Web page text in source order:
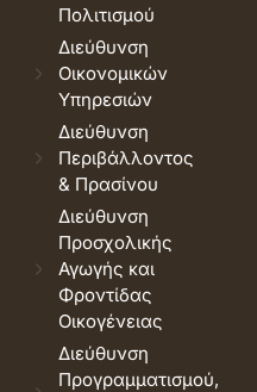
Πολιτισμού
Διεύθυνση
Οικονομικών
Υπηρεσιών
Διεύθυνση
Περιβάλλοντος
& Πρασίνου
Διεύθυνση
Προσχολικής
Αγωγής και
Φροντίδας
Οικογένειας
Διεύθυνση
Προγραμματισμού,